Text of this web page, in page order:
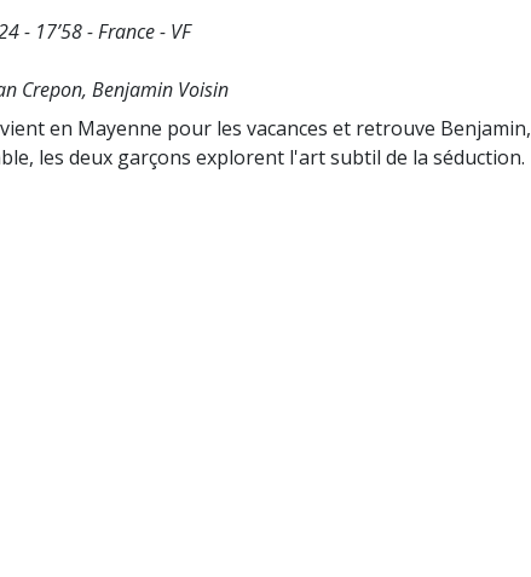
- 17’58 - France - VF
Crepon, Benjamin Voisin
en Mayenne pour les vacances et retrouve Benjamin,
les deux garçons explorent l'art subtil de la séduction.